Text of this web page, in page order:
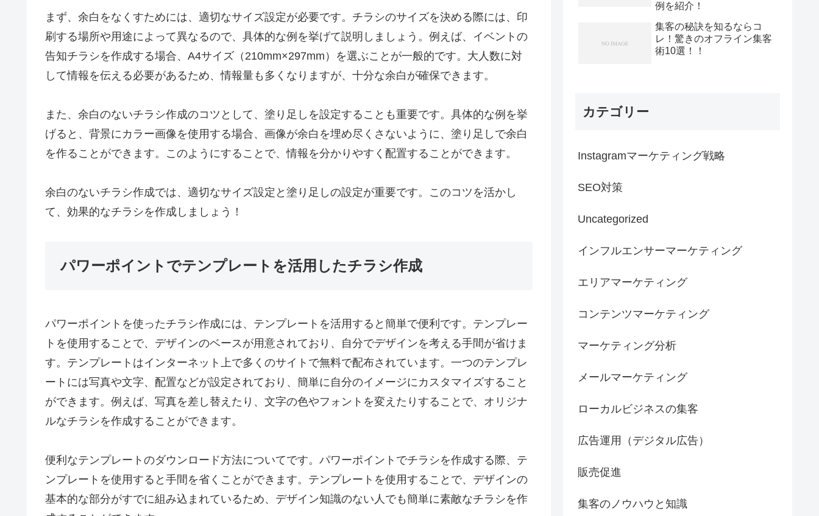
まず、余白をなくすためには、適切なサイズ設定が必要です。チラシのサイズを決める際には、印
刷する場所や用途によって異なるので、具体的な例を挙げて説明しましょう。例えば、イベントの
告知チラシを作成する場合、A4サイズ（210mm×297mm）を選ぶことが一般的です。大人数に対
して情報を伝える必要があるため、情報量も多くなりますが、十分な余白が確保できます。
また、余白のないチラシ作成のコツとして、塗り足しを設定することも重要です。具体的な例を挙
げると、背景にカラー画像を使用する場合、画像が余白を埋め尽くさないように、塗り足しで余白
を作ることができます。このようにすることで、情報を分かりやすく配置することができます。
余白のないチラシ作成では、適切なサイズ設定と塗り足しの設定が重要です。このコツを活かし
て、効果的なチラシを作成しましょう！
パワーポイントでテンプレートを活用したチラシ作成
パワーポイントを使ったチラシ作成には、テンプレートを活用すると簡単で便利です。テンプレー
トを使用することで、デザインのベースが用意されており、自分でデザインを考える手間が省けま
す。テンプレートはインターネット上で多くのサイトで無料で配布されています。一つのテンプレ
ートには写真や文字、配置などが設定されており、簡単に自分のイメージにカスタマイズすること
ができます。例えば、写真を差し替えたり、文字の色やフォントを変えたりすることで、オリジナ
ルなチラシを作成することができます。
便利なテンプレートのダウンロード方法についてです。パワーポイントでチラシを作成する際、テ
ンプレートを使用すると手間を省くことができます。テンプレートを使用することで、デザインの
基本的な部分がすでに組み込まれているため、デザイン知識のない人でも簡単に素敵なチラシを作
例を紹介！
集客の秘訣を知るならコ
レ！驚きのオフライン集客
術10選！！
カテゴリー
Instagramマーケティング戦略
SEO対策
Uncategorized
インフルエンサーマーケティング
エリアマーケティング
コンテンツマーケティング
マーケティング分析
メールマーケティング
ローカルビジネスの集客
広告運用（デジタル広告）
販売促進
集客のノウハウと知識